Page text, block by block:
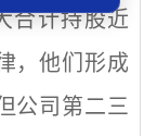
合计持股近
，他们形成
公司第二三